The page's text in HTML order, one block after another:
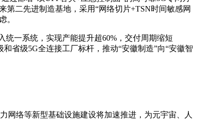
第二先进制造基地，采用“网络切片+TSN时间敏感网
。
一系统，实现产能提升超60%，交付周期缩短
省级5G全连接工厂标杆，推动“安徽制造”向“安徽智
络等新型基础设施建设将加速推进，为元宇宙、人